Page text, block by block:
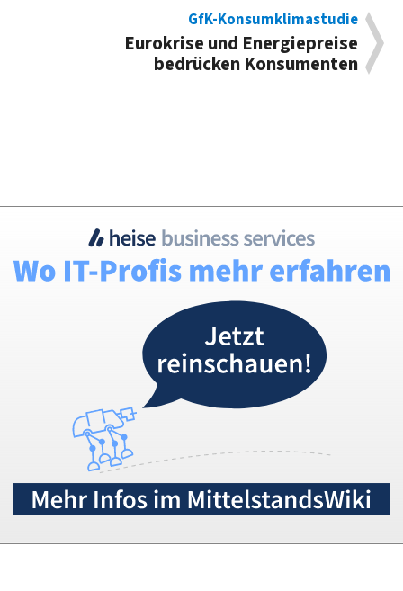
GfK-Konsumklimastudie
Eurokrise und Energiepreise
bedrücken Konsumenten